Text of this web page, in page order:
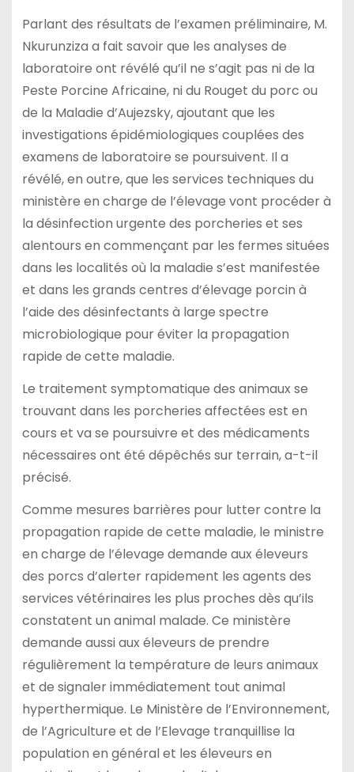
Parlant des résultats de l’examen préliminaire, M.
Nkurunziza a fait savoir que les analyses de
laboratoire ont révélé qu’il ne s’agit pas ni de la
Peste Porcine Africaine, ni du Rouget du porc ou
de la Maladie d’Aujezsky, ajoutant que les
investigations épidémiologiques couplées des
examens de laboratoire se poursuivent. Il a
révélé, en outre, que les services techniques du
ministère en charge de l’élevage vont procéder à
la désinfection urgente des porcheries et ses
alentours en commençant par les fermes situées
dans les localités où la maladie s’est manifestée
et dans les grands centres d’élevage porcin à
l’aide des désinfectants à large spectre
microbiologique pour éviter la propagation
rapide de cette maladie.
Le traitement symptomatique des animaux se
trouvant dans les porcheries affectées est en
cours et va se poursuivre et des médicaments
nécessaires ont été dépêchés sur terrain, a-t-il
précisé.
Comme mesures barrières pour lutter contre la
propagation rapide de cette maladie, le ministre
en charge de l’élevage demande aux éleveurs
des porcs d’alerter rapidement les agents des
services vétérinaires les plus proches dès qu’ils
constatent un animal malade. Ce ministère
demande aussi aux éleveurs de prendre
régulièrement la température de leurs animaux
et de signaler immédiatement tout animal
hyperthermique. Le Ministère de l’Environnement,
de l’Agriculture et de l’Elevage tranquillise la
population en général et les éleveurs en